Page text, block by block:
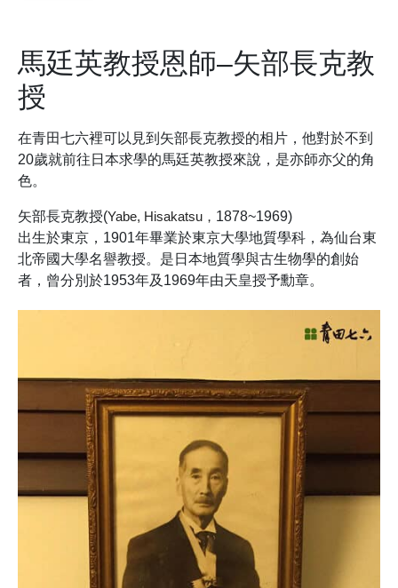
馬廷英教授恩師–矢部長克教
授
在青田七六裡可以見到矢部長克教授的相片，他對於不到
20歲就前往日本求學的馬廷英教授來說，是亦師亦父的角
色。
矢部長克教授(Yabe, Hisakatsu， 1878~1969)
出生於東京，1901年畢業於東京大學地質學科，為仙台東
北帝國大學名譽教授。是日本地質學與古生物學的創始
者，曾分別於1953年及1969年由天皇授予勳章。